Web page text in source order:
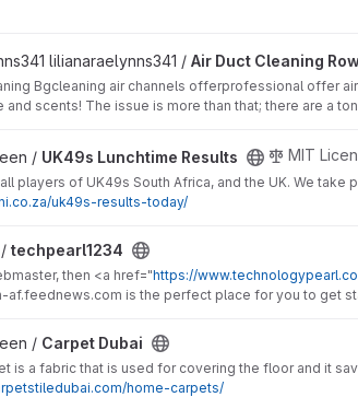
Rowlett TX project
lilianaraelynns341 / Air Duct Cleaning
Bgcleaning air channels offerprofessional offer
and scents! The issue is more than that; there are a
Results project
/ UK49s Lunchtime Results MIT
players of UK49s South Africa, and the UK. We
uk49s-results-today/
techpearl1234
then <a href="https://
af.feednews.com is the perfect place for you to get
/ Carpet Dubai
is a fabric that is used for covering the floor and it
home-carpets/